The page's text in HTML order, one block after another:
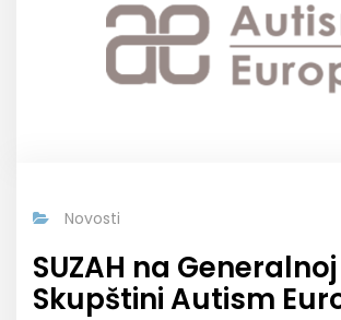
Novosti
SUZAH na Generalnoj
Skupštini Autism